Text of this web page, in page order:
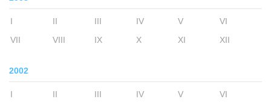
I II III IV V
VI
VII
VIII IX X XI XII
2002
I II III IV V
VI